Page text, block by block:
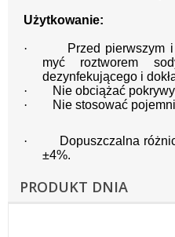
Użytkowanie:
·
Przed pierwszym
myć roztworem
dezynfekującego i
·
Nie obciążać
·
Nie stosować
·
Dopuszczalna
±4%.
PRODUKT DNIA